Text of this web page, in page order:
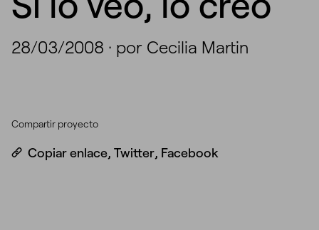
28/03/2008 · por Cecilia Martin
Compartir proyecto
Copiar enlace, Twitter, Facebook